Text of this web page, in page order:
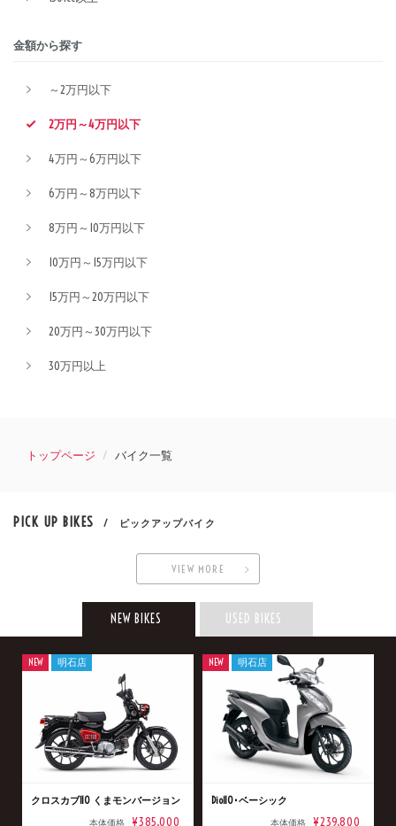
金額から探す
～2万円以下
2万円～4万円以下
4万円～6万円以下
6万円～8万円以下
8万円～10万円以下
10万円～15万円以下
15万円～20万円以下
20万円～30万円以下
30万円以上
トップページ バイク一覧
PICK UP BIKES / ピックアップバイク
VIEW MORE
NEW BIKES USED BIKES
クロスカブ110 くまモンバージョン
本体価格 ¥385,000
NEW 明石店
Dio110･ベーシック
本体価格 ¥239,800
NEW 明石店